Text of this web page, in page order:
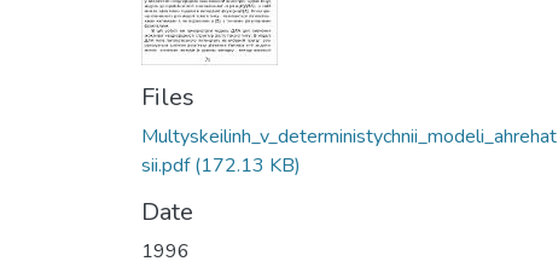
Files
Multyskeilinh_v_deterministychnii_modeli_ahrehat
sii.pdf(172.13 KB)
Date
1996